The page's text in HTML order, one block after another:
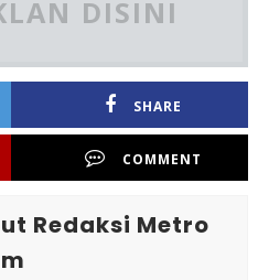
DISINI
SHARE
COMMENT
Redaksi Metro